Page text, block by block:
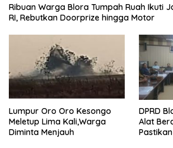
Ribuan Warga Blora Tumpah Ruah Ikuti
RI, Rebutkan Doorprize hingga Motor
Lumpur Oro Oro Kesongo
Meletup Lima Kali,Warga
Diminta Menjauh
DPRD
Alat